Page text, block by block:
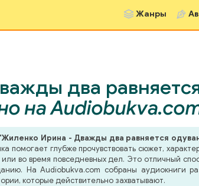
Жанры
два
на
Ирина - Дважды два равняется
глубже прочувствовать сюжет,
во время повседневных дел. Это отличный
На Audiobukva.com собраны аудиокниги
которые действительно захватывают.